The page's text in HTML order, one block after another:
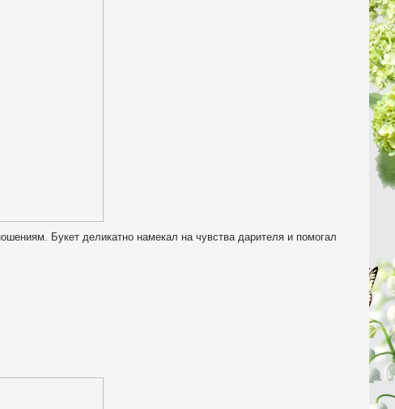
Букет деликатно намекал на чувства дарителя и помогал